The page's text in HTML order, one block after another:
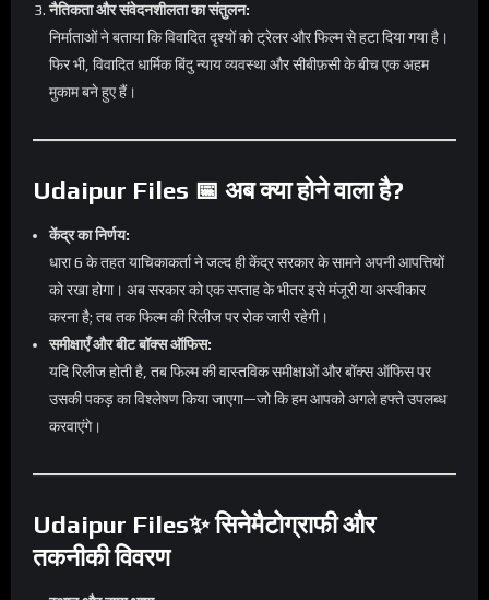
नैतिकता और संवेदनशीलता का संतुलन:
निर्माताओं ने बताया कि विवादित दृश्यों को ट्रेलर और फिल्म से हटा दिया गया है।
फिर भी, विवादित धार्मिक बिंदु न्याय व्यवस्था और सीबीफ़सी के बीच एक अहम
मुकाम बने हुए हैं।
Udaipur Files 📅 अब क्या होने वाला है?
केंद्र का निर्णय:
धारा 6 के तहत याचिकाकर्ता ने जल्द ही केंद्र सरकार के सामने अपनी आपत्तियों
को रखा होगा। अब सरकार को एक सप्ताह के भीतर इसे मंजूरी या अस्वीकार
करना है; तब तक फिल्म की रिलीज पर रोक जारी रहेगी।
समीक्षाएँ और बीट बॉक्स ऑफिस:
यदि रिलीज होती है, तब फिल्म की वास्तविक समीक्षाओं और बॉक्स ऑफिस पर
उसकी पकड़ का विश्लेषण किया जाएगा—जो कि हम आपको अगले हफ्ते उपलब्ध
करवाएंगे।
Udaipur Files✨ सिनेमैटोग्राफी और
तकनीकी विवरण